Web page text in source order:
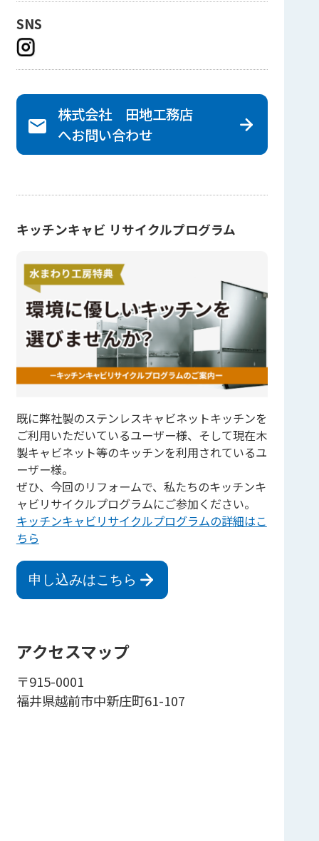
SNS
株式会社 田地工務店
へお問い合わせ
キッチンキャビ リサイクルプログラム
既に弊社製のステンレスキャビネットキッチンを
ご利用いただいているユーザー様、そして現在木
製キャビネット等のキッチンを利用されているユ
ーザー様。
ぜひ、今回のリフォームで、私たちのキッチンキ
ャビリサイクルプログラムにご参加ください。
キッチンキャビリサイクルプログラムの詳細はこ
ちら
申し込みはこちら
アクセスマップ
〒915-0001
福井県越前市中新庄町61-107